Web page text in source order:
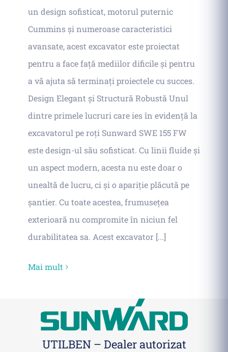
un design sofisticat, motorul puternic
Cummins și numeroase caracteristici
avansate, acest excavator este proiectat
pentru a face față mediilor dificile și pentru
a vă ajuta să terminați proiectele cu succes.
Design Elegant și Structură Robustă Unul
dintre primele lucruri care ies în evidență la
excavatorul pe roți Sunward SWE 155 FW
este design-ul său sofisticat. Cu linii fluide și
un aspect modern, acesta nu este doar o
unealtă de lucru, ci și o apariție plăcută pe
șantier. Cu toate acestea, frumusețea
exterioară nu compromite în niciun fel
durabilitatea sa. Acest excavator [...]
Mai mult
UTILBEN – Dealer autorizat